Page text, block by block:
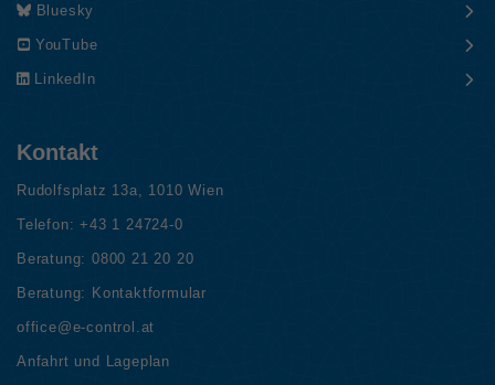
Bluesky
YouTube
LinkedIn
Kontakt
Rudolfsplatz 13a, 1010 Wien
Telefon:+43 1 24724-0
Beratung: 0800 21 20 20
Beratung: Kontaktformular
office@e-control.at
Anfahrt und Lageplan